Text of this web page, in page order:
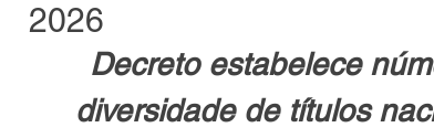
2026
Decreto estabelece
diversidade de títulos